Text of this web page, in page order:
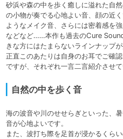
砂浜や森の中を歩く癒しに溢れた自
の小物が奏でる心地よい音、顔の近
ようなメイク音、さらには密着感を
などなど……本作も過去のCure
きな方にはたまらないラインナップが
正直このあたりは自身のお耳でご確
ですが、それぞれ一言二言紹介させ
自然の中を歩く音
海の波音や川のせせらぎといった、
音が心地よいです。
また、波打ち際を足首が浸かるくら